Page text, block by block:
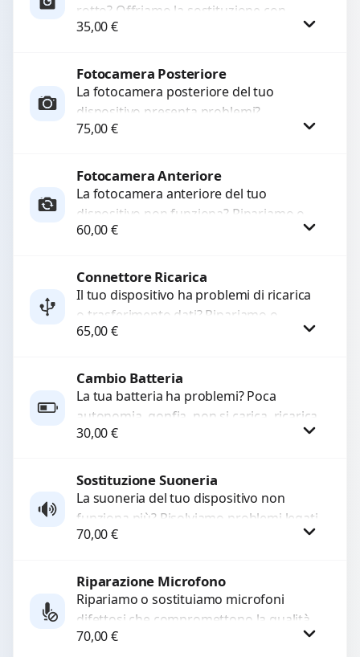
rotto? Offriamo la sostituzione con
ricambi di alta qualità garantiti per 3
35,00€
Procedi
Fotocamera Posteriore
La fotocamera posteriore del tuo
dispositivo presenta problemi?
Interveniamo per risolvere guasti come
funzionante,...
75,00€
Procedi
Fotocamera Anteriore
La fotocamera anteriore del tuo
dispositivo non funziona? Ripariamo o
sostituiamo fotocamere guaste con
a...
60,00€
Procedi
Connettore Ricarica
Il tuo dispositivo ha problemi di ricarica
o trasferimento dati? Ripariamo o
sostituiamo connettori di ricarica guasti,
65,00€
Procedi
Cambio Batteria
La tua batteria ha problemi? Poca
autonomia, gonfia, non si carica, ricarica
lenta o cicli di ricarica esauriti?
30,00€
Procedi
Sostituzione Suoneria
La suoneria del tuo dispositivo non
funziona più? Risolviamo problemi legati
a moduli audio difettosi con interventi
70,00€
Procedi
Riparazione Microfono
Ripariamo o sostituiamo microfoni
difettosi che compromettono la qualità
audio delle registrazioni o delle
70,00€